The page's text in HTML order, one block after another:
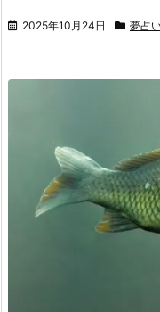
2025年10月24日 夢占